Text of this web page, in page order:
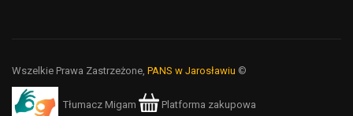
Wszelkie Prawa Zastrzeżone, PANS w Jarosławiu ©
Tłumacz Migam Platforma zakupowa